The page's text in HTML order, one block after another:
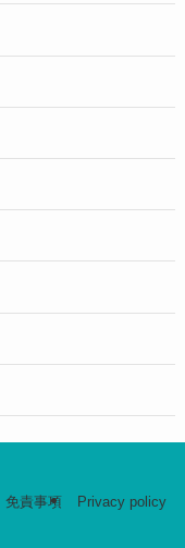
免責事項 Privacy policy